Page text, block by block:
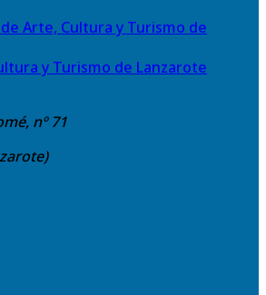
y Turismo de Lanzarote
nº 71